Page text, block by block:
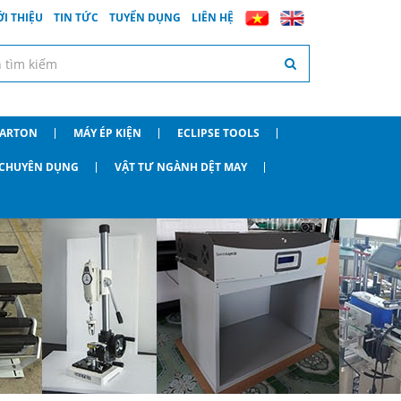
THIỆU TIN TỨC TUYỂN DỤNG LIÊN HỆ
MÁY ÉP KIỆN ECLIPSE TOOLS
DỤNG VẬT TƯ NGÀNH DỆT MAY